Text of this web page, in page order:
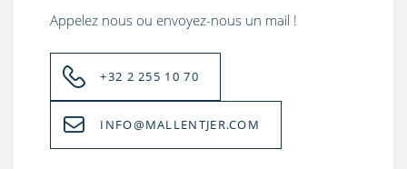
Appelez nous ou envoyez-nous un mail !
+32 2 255 10 70
INFO@MALLENTJER.COM